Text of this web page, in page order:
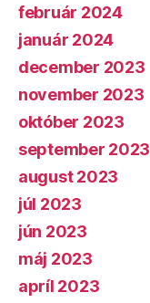
február 2024
január 2024
december 2023
november 2023
október 2023
september 2023
august 2023
júl 2023
jún 2023
máj 2023
apríl 2023